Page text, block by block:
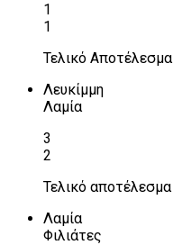
1
1
Τελικό Αποτέλεσμα
Λευκίμμη
Λαμία
3
2
Τελικό αποτέλεσμα
Λαμία
Φιλιάτες